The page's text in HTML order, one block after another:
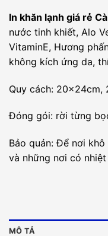
In khăn lạnh giá rẻ
nước tinh khiết, Alo
VitaminE, Hương
không kích ứng da,
Quy cách:
Đóng gói: rời từng
Bảo quản: Để nơi
và những nơi có
MÔ TẢ